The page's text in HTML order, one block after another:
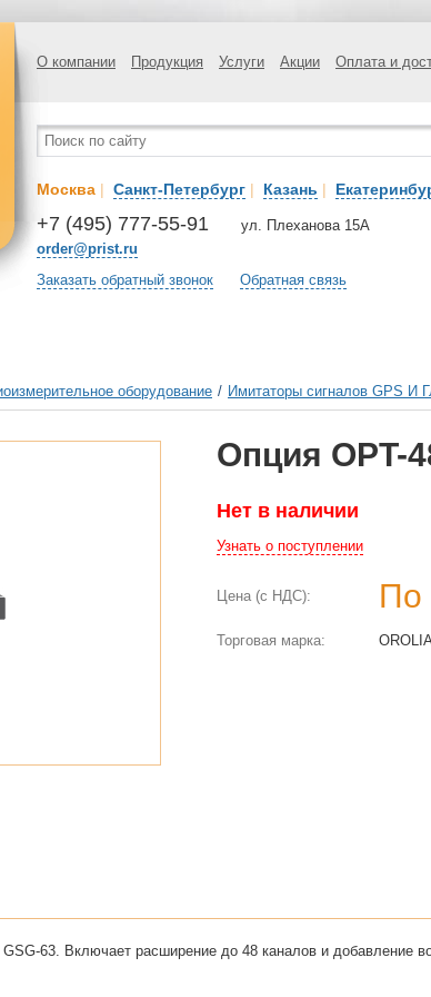
О компании Продукция Услуги Акции Оплата и
Москва | Санкт-Петербург | Казань |
+7 (495) 777-55-91
order@prist.ru
ул. Плеханова 15А
Заказать обратный звонок Обратная связь
оборудование / Имитаторы сигналов GPS И
Опция OPT-
Нет в наличии
Узнать о поступлении
Цена (с НДС): По
Торговая марка:
63. Включает расширение до 48 каналов и добавление